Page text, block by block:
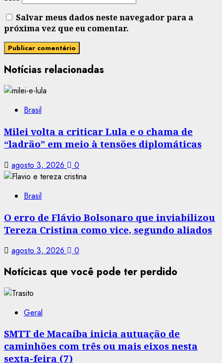
Salvar meus dados neste navegador para a
próxima vez que eu comentar.
Notícias relacionadas
Brasil
Milei volta a criticar Lula e o chama de
“ladrão” em meio à tensões diplomáticas
agosto 3, 2026 0
Brasil
O erro de Flávio Bolsonaro que inviabilizou
Tereza Cristina como vice, segundo aliados
agosto 3, 2026 0
Notícicas que você pode ter perdido
Geral
SMTT de Macaíba inicia autuação de
caminhões com três ou mais eixos nesta
sexta-feira (7)